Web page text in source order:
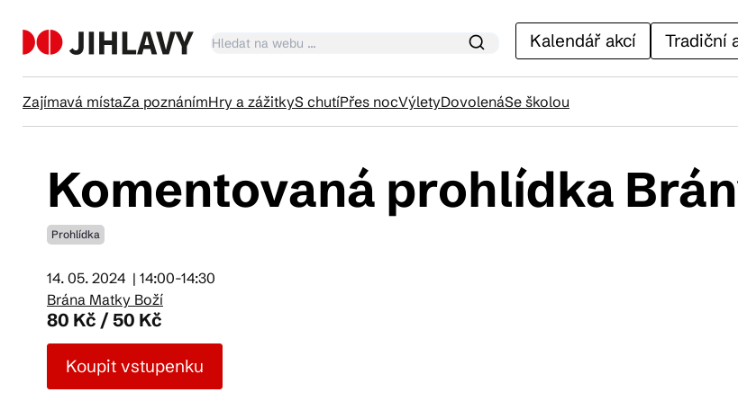
Kalendář akcí Tradiční
Zajímavá místaZa poznánímHry a zážitkyS chutíPřes nocVýletyDovolenáSe školou
Kalendář akcí
Komentovaná prohlídka
Prohlídka
14. 05. 2024 | 14:00-14:30
Brána Matky Boží
80 Kč / 50 Kč
Koupit vstupenku